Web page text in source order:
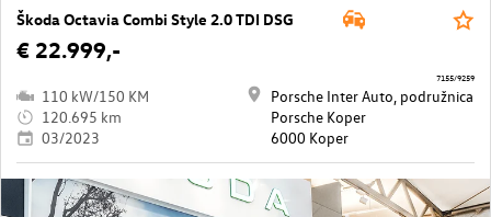
Škoda Octavia Combi Style 2.0 TDI DSG
€ 22.999,-
110 kW/150 KM
120.695 km
03/2023
Porsche Inter Auto, podružnica
Porsche Koper
6000 Koper
7155/9259